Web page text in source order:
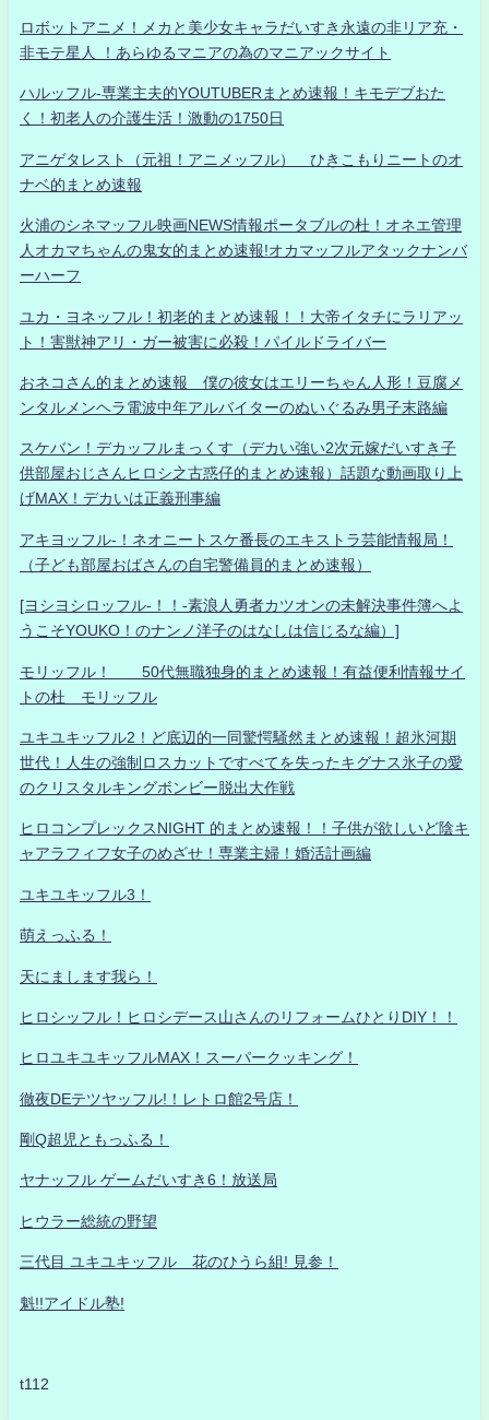
ロボットアニメ！メカと美少女キャラだいすき永遠の非リア充・
非モテ星人 ！あらゆるマニアの為のマニアックサイト
ハルッフル-専業主夫的YOUTUBERまとめ速報！キモデブおた
く！初老人の介護生活！激動の1750日
アニゲタレスト（元祖！アニメッフル） ひきこもりニートのオ
ナベ的まとめ速報
火浦のシネマッフル映画NEWS情報ポータブルの杜！オネエ管理
人オカマちゃんの鬼女的まとめ速報!オカマッフルアタックナンバ
ーハーフ
ユカ・ヨネッフル！初老的まとめ速報！！大帝イタチにラリアッ
ト！害獣神アリ・ガー被害に必殺！パイルドライバー
おネコさん的まとめ速報 僕の彼女はエリーちゃん人形！豆腐メ
ンタルメンヘラ電波中年アルバイターのぬいぐるみ男子末路編
スケバン！デカッフルまっくす（デカい強い2次元嫁だいすき子
供部屋おじさんヒロシ之古惑仔的まとめ速報）話題な動画取り上
げMAX！デカいは正義刑事編
アキヨッフル-！ネオニートスケ番長のエキストラ芸能情報局！
（子ども部屋おばさんの自宅警備員的まとめ速報）
[ヨシヨシロッフル-！！-素浪人勇者カツオンの未解決事件簿へよ
うこそYOUKO！のナンノ洋子のはなしは信じるな編）]
モリッフル！ 50代無職独身的まとめ速報！有益便利情報サイ
トの杜 モリッフル
ユキユキッフル2！ど底辺的一同驚愕騒然まとめ速報！超氷河期
世代！人生の強制ロスカットですべてを失ったキグナス氷子の愛
のクリスタルキングボンビー脱出大作戦
ヒロコンプレックスNIGHT 的まとめ速報！！子供が欲しいど陰キ
ャアラフィフ女子のめざせ！専業主婦！婚活計画編
ユキユキッフル3！
萌えっふる！
天にまします我ら！
ヒロシッフル！ヒロシデース山さんのリフォームひとりDIY！！
ヒロユキユキッフルMAX！スーパークッキング！
徹夜DEテツヤッフル!！レトロ館2号店！
剛Q超児ともっふる！
ヤナッフル ゲームだいすき6！放送局
ヒウラー総統の野望
三代目 ユキユキッフル 花のひうら組! 見参！
魁!!アイドル塾!
t112